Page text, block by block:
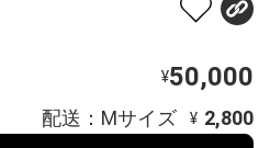
¥50,000
配送：Mサイズ ¥ 2,800